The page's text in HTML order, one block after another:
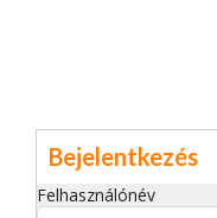
Bejelentkezés
Felhasználónév